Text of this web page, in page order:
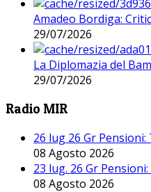
Amadeo Bordiga:
29/07/2026
La Diplomazia del
29/07/2026
Radio MIR
26 lug 26 Gr
08 Agosto 2026
23 lug. 26 Gr
08 Agosto 2026